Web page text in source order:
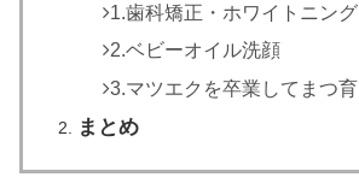
1.歯科矯正・ホワイトニング
2.ベビーオイル洗顔
3.マツエクを卒業してまつ育
まとめ